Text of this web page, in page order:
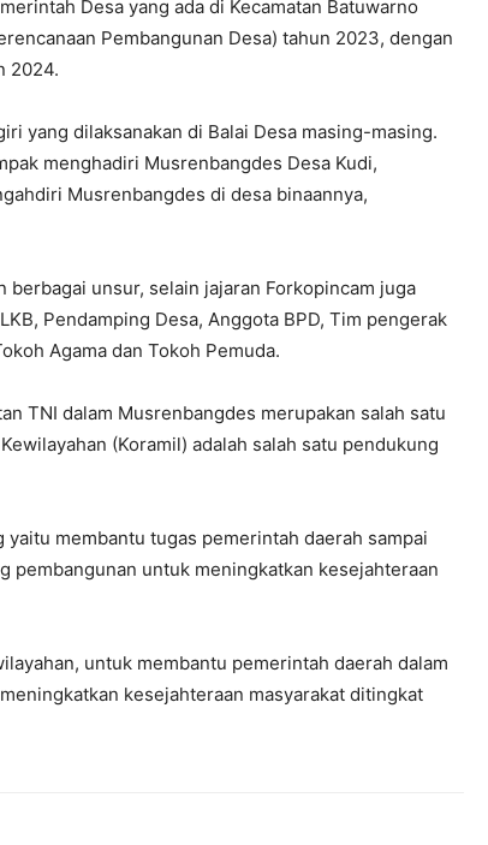
Desa yang ada di Kecamatan Batuwarno
Pembangunan Desa) tahun 2023, dengan
2024.
yang dilaksanakan di Balai Desa masing-masing.
menghadiri Musrenbangdes Desa Kudi,
Musrenbangdes di desa binaannya,
unsur, selain jajaran Forkopincam juga
Pendamping Desa, Anggota BPD, Tim pengerak
Agama dan Tokoh Pemuda.
TNI dalam Musrenbangdes merupakan salah satu
(Koramil) adalah salah satu pendukung
membantu tugas pemerintah daerah sampai
pembangunan untuk meningkatkan kesejahteraan
untuk membantu pemerintah daerah dalam
kesejahteraan masyarakat ditingkat